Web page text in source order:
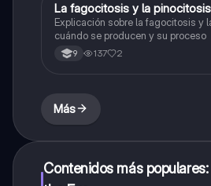
Biologia
La fagocitosis y la pinocitosis
Explicación sobre la fagocitosis y
cuándo se producen y su proceso
9 137 2
Más
Contenidos más